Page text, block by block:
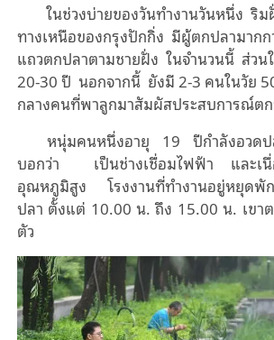
ในช่วงบ่ายของวันทำงานวันหนึ่ง ริ
ทางเหนือของกรุงปักกิ่ง มีผู้ตกปลามากก
แถวตกปลาตามชายฝั่ง ในจำนวนนี้ ส่ว
20-30 ปี นอกจากนี้ ยังมี 2-3 คนในวัย
กลางคนที่พาลูกมาสัมผัสประสบการณ์ต
หนุ่มคนหนึ่งอายุ 19 ปีกำลังอวดป
บอกว่า เป็นช่างเชื่อมไฟฟ้า และเนื่
อุณหภูมิสูง โรงงานที่ทำงานอยู่หยุดพั
ปลา ตั้งแต่ 10.00 น. ถึง 15.00 น. เขา
ตัว